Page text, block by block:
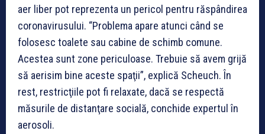
aer liber pot reprezenta un pericol pentru răspândirea
coronavirusului. “Problema apare atunci când se
folosesc toalete sau cabine de schimb comune.
Acestea sunt zone periculoase. Trebuie să avem grijă
să aerisim bine aceste spaţii”, explică Scheuch. În
rest, restricţiile pot fi relaxate, dacă se respectă
măsurile de distanţare socială, conchide expertul în
aerosoli.